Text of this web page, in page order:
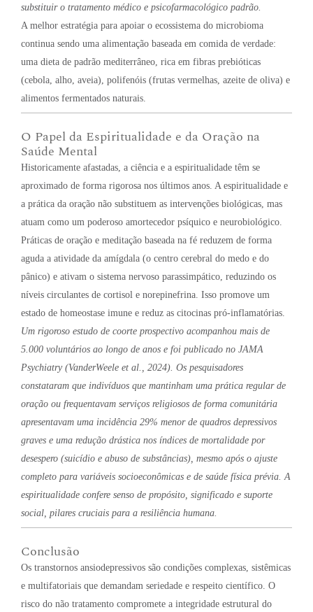
substituir o tratamento médico e psicofarmacológico padrão.
A melhor estratégia para apoiar o ecossistema do microbioma
continua sendo uma alimentação baseada em comida de verdade:
uma dieta de padrão mediterrâneo, rica em fibras prebióticas
(cebola, alho, aveia), polifenóis (frutas vermelhas, azeite de oliva) e
alimentos fermentados naturais.
O Papel da Espiritualidade e da Oração na
Saúde Mental
Historicamente afastadas, a ciência e a espiritualidade têm se
aproximado de forma rigorosa nos últimos anos. A espiritualidade e
a prática da oração não substituem as intervenções biológicas, mas
atuam como um poderoso amortecedor psíquico e neurobiológico.
Práticas de oração e meditação baseada na fé reduzem de forma
aguda a atividade da amígdala (o centro cerebral do medo e do
pânico) e ativam o sistema nervoso parassimpático, reduzindo os
níveis circulantes de cortisol e norepinefrina. Isso promove um
estado de homeostase imune e reduz as citocinas pró-inflamatórias.
Um rigoroso estudo de coorte prospectivo acompanhou mais de
5.000 voluntários ao longo de anos e foi publicado no JAMA
Psychiatry(VanderWeele et al., 2024). Os pesquisadores
constataram que indivíduos que mantinham uma prática regular de
oração ou frequentavam serviços religiosos de forma comunitária
apresentavam uma incidência 29% menor de quadros depressivos
graves e uma redução drástica nos índices de mortalidade por
desespero (suicídio e abuso de substâncias), mesmo após o ajuste
completo para variáveis socioeconômicas e de saúde física prévia. A
espiritualidade confere senso de propósito, significado e suporte
social, pilares cruciais para a resiliência humana.
Conclusão
Os transtornos ansiodepressivos são condições complexas, sistêmicas
e multifatoriais que demandam seriedade e respeito científico. O
risco do não tratamento compromete a integridade estrutural do